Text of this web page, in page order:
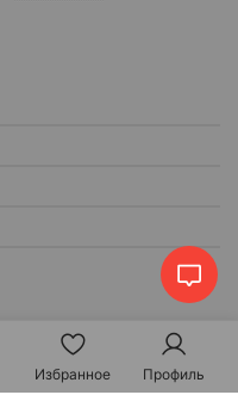
Избранное Профиль